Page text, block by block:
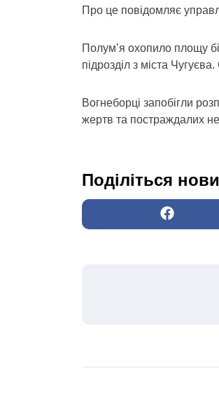
Про це повідомляє
Полум’я охопило площу
підрозділ з міста
Вогнеборці запобігли
жертв та постраждалих
Поділіться